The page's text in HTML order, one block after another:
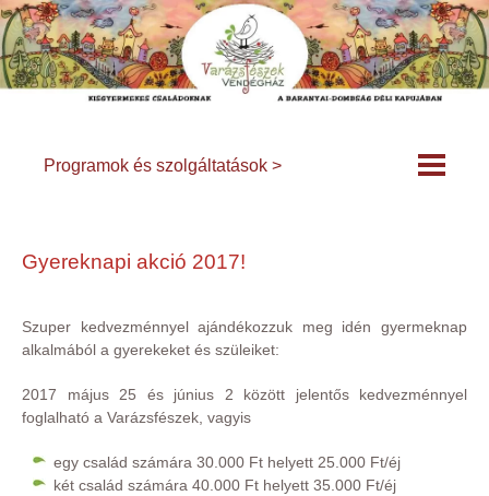
Programok és szolgáltatások >
Gyereknapi akció 2017!
Szuper kedvezménnyel ajándékozzuk meg idén gyermeknap
alkalmából a gyerekeket és szüleiket:
2017 május 25 és június 2 között jelentős kedvezménnyel
foglalható a Varázsfészek, vagyis
egy család számára 30.000 Ft helyett 25.000 Ft/éj
két család számára 40.000 Ft helyett 35.000 Ft/éj